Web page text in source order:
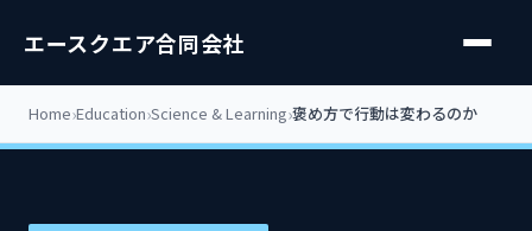
エースクエア合同会社
Home Education Science & Learning 褒め方で行動は変わるのか